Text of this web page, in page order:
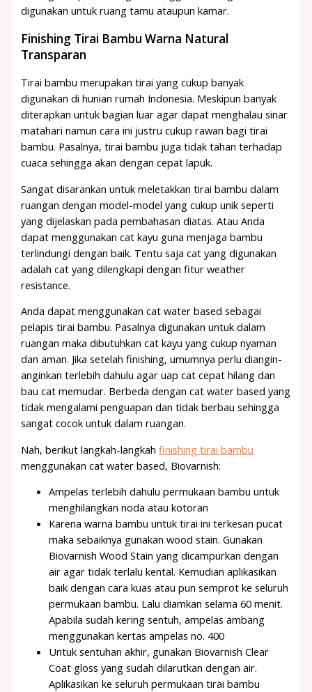
digunakan untuk ruang tamu ataupun kamar.
Finishing Tirai Bambu Warna Natural
Transparan
Tirai bambu merupakan tirai yang cukup banyak
digunakan di hunian rumah Indonesia. Meskipun banyak
diterapkan untuk bagian luar agar dapat menghalau sinar
matahari namun cara ini justru cukup rawan bagi tirai
bambu. Pasalnya, tirai bambu juga tidak tahan terhadap
cuaca sehingga akan dengan cepat lapuk.
Sangat disarankan untuk meletakkan tirai bambu dalam
ruangan dengan model-model yang cukup unik seperti
yang dijelaskan pada pembahasan diatas. Atau Anda
dapat menggunakan cat kayu guna menjaga bambu
terlindungi dengan baik. Tentu saja cat yang digunakan
adalah cat yang dilengkapi dengan fitur weather
resistance.
Anda dapat menggunakan cat water based sebagai
pelapis tirai bambu. Pasalnya digunakan untuk dalam
ruangan maka dibutuhkan cat kayu yang cukup nyaman
dan aman. Jika setelah finishing, umumnya perlu diangin-
anginkan terlebih dahulu agar uap cat cepat hilang dan
bau cat memudar. Berbeda dengan cat water based yang
tidak mengalami penguapan dan tidak berbau sehingga
sangat cocok untuk dalam ruangan.
Nah, berikut langkah-langkahfinishing tirai bambu
menggunakan cat water based, Biovarnish:
Ampelas terlebih dahulu permukaan bambu untuk
menghilangkan noda atau kotoran
Karena warna bambu untuk tirai ini terkesan pucat
maka sebaiknya gunakan wood stain. Gunakan
Biovarnish Wood Stain yang dicampurkan dengan
air agar tidak terlalu kental. Kemudian aplikasikan
baik dengan cara kuas atau pun semprot ke seluruh
permukaan bambu. Lalu diamkan selama 60 menit.
Apabila sudah kering sentuh, ampelas ambang
menggunakan kertas ampelas no. 400
Untuk sentuhan akhir, gunakan Biovarnish Clear
Coat gloss yang sudah dilarutkan dengan air.
Aplikasikan ke seluruh permukaan tirai bambu